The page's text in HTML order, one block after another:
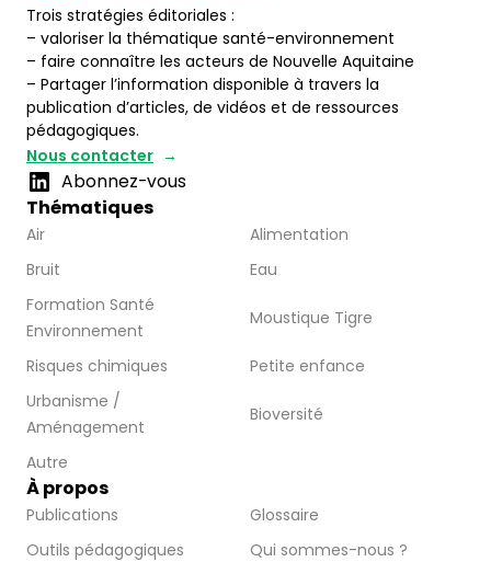
Trois stratégies éditoriales :
– valoriser la thématique santé-environnement
– faire connaître les acteurs de Nouvelle Aquitaine
– Partager l’information disponible à travers la
publication d’articles, de vidéos et de ressources
pédagogiques.
Nous contacter
Abonnez-vous
Thématiques
Air
Alimentation
Bruit
Eau
Formation Santé
Environnement
Moustique Tigre
Risques chimiques
Petite enfance
Urbanisme /
Aménagement
Bioversité
Autre
À propos
Publications
Glossaire
Outils pédagogiques
Qui sommes-nous ?